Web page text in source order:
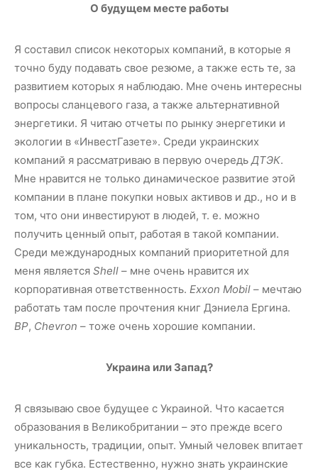
О будущем месте работы
Я составил список некоторых компаний, в которые я
точно буду подавать свое резюме, а также есть те, за
развитием которых я наблюдаю. Мне очень интересны
вопросы сланцевого газа, а также альтернативной
энергетики. Я читаю отчеты по рынку энергетики и
экологии в «ИнвестГазете». Среди украинских
компаний я рассматриваю в первую очередь ДТЭК.
Мне нравится не только динамическое развитие этой
компании в плане покупки новых активов и др., но и в
том, что они инвестируют в людей, т. е. можно
получить ценный опыт, работая в такой компании.
Среди международных компаний приоритетной для
меня является Shell – мне очень нравится их
корпоративная ответственность. Exxon Mobil – мечтаю
работать там после прочтения книг Дэниела Ергина.
BP, Chevron – тоже очень хорошие компании.
Украина или Запад?
Я связываю свое будущее с Украиной. Что касается
образования в Великобритании – это прежде всего
уникальность, традиции, опыт. Умный человек впитает
все как губка. Естественно, нужно знать украинские